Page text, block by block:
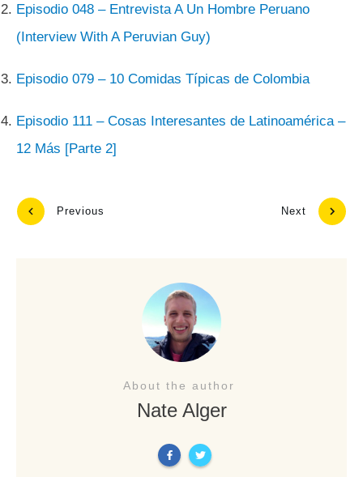
Episodio 048 – Entrevista A Un Hombre Peruano
(Interview With A Peruvian Guy)
Episodio 079 – 10 Comidas Típicas de Colombia
Episodio 111 – Cosas Interesantes de Latinoamérica –
12 Más [Parte 2]
Previous Next
About the author
Nate Alger